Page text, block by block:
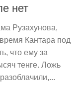
нет
Рузахунова,
Кантара под
что ему за
тенге. Ложь